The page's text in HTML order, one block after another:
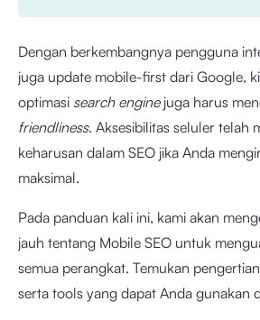
Dengan berkembangnya pengguna
juga update mobile-first dari Google,
optimasi search engine juga harus
friendliness. Aksesibilitas seluler telah
keharusan dalam SEO jika Anda
maksimal.
Pada panduan kali ini, kami akan
jauh tentang Mobile SEO untuk
semua perangkat. Temukan
serta tools yang dapat Anda gunakan